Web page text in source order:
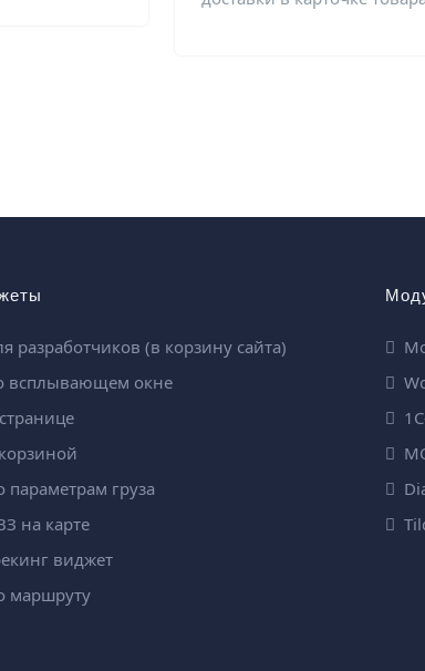
разработчиков (в корзину сайта)
всплывающем окне
параметрам груза
на карте
виджет
маршруту